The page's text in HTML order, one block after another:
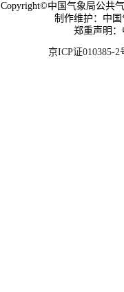
Copyright©中国气象局公共
制作维护：中
郑重声明
京ICP证010385-2